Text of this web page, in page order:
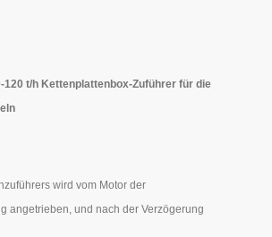
t/h Kettenplattenbox-Zuführer für die
wird vom Motor der
angetrieben, und nach der Verzögerung